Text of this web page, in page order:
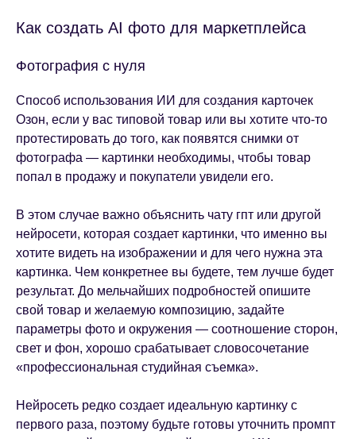
Как создать AI фото для маркетплейса
Фотография с нуля
Способ использования ИИ для создания карточек
Озон, если у вас типовой товар или вы хотите что-то
протестировать до того, как появятся снимки от
фотографа — картинки необходимы, чтобы товар
попал в продажу и покупатели увидели его.
В этом случае важно объяснить чату гпт или другой
нейросети, которая создает картинки, что именно вы
хотите видеть на изображении и для чего нужна эта
картинка. Чем конкретнее вы будете, тем лучше будет
результат. До мельчайших подробностей опишите
свой товар и желаемую композицию, задайте
параметры фото и окружения — соотношение сторон,
свет и фон, хорошо срабатывает словосочетание
«профессиональная студийная съемка».
Нейросеть редко создает идеальную картинку с
первого раза, поэтому будьте готовы уточнить промпт